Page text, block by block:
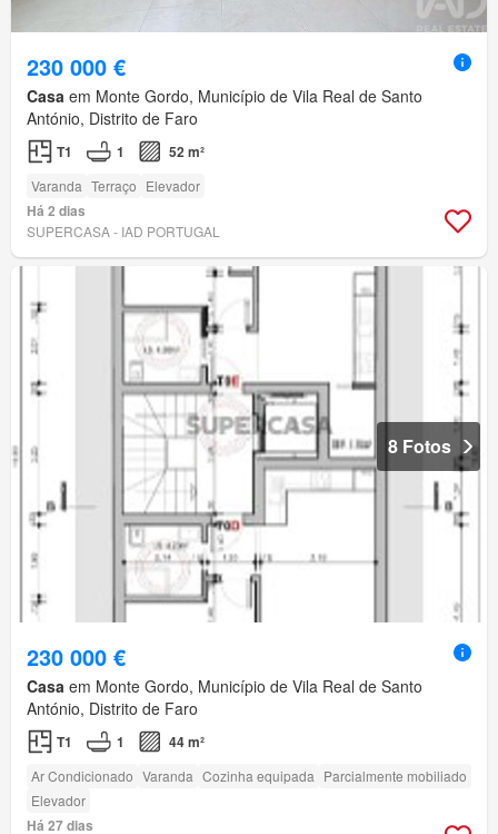
230 000 €
Casa em Monte Gordo, Município de Vila Real de Santo
António, Distrito de Faro
T1 1 52 m²
Varanda Terraço Elevador
Há 2 dias
SUPERCASA - IAD PORTUGAL
8 Fotos
230 000 €
Casa em Monte Gordo, Município de Vila Real de Santo
António, Distrito de Faro
T1 1 44 m²
Ar Condicionado Varanda Cozinha equipada Parcialmente mobiliado
Elevador
Há 27 dias